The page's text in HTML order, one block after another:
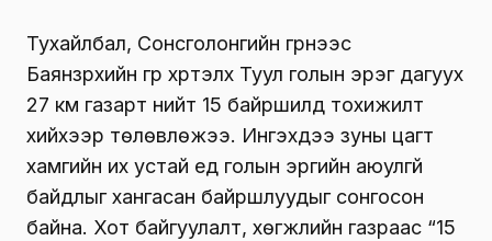
Тухайлбал, Сонсголонгийн гүүрнээс
Баянзүрхийн гүүр хүртэлх Туул голын эрэг дагуух
27 км газарт нийт 15 байршилд тохижилт
хийхээр төлөвлөжээ. Ингэхдээ зуны цагт
хамгийн их устай үед голын эргийн аюулгүй
байдлыг хангасан байршлуудыг сонгосон
байна. Хот байгуулалт, хөгжлийн газраас “15